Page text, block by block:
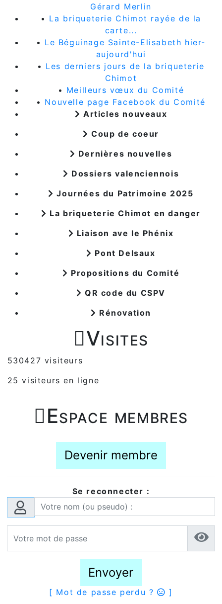
Gérard Merlin
• La briqueterie Chimot rayée de la
carte...
• Le Béguinage Sainte-Elisabeth hier-
aujourd'hui
• Les derniers jours de la briqueterie
Chimot
• Meilleurs vœux du Comité
• Nouvelle page Facebook du Comité
Articles nouveaux
Coup de coeur
Dernières nouvelles
Dossiers valenciennois
Journées du Patrimoine 2025
La briqueterie Chimot en danger
Liaison ave le Phénix
Pont Delsaux
Propositions du Comité
QR code du CSPV
Rénovation
Visites
530427 visiteurs
25 visiteurs en ligne
Espace membres
Devenir membre
Se reconnecter :
Envoyer
[ Mot de passe perdu ? ]